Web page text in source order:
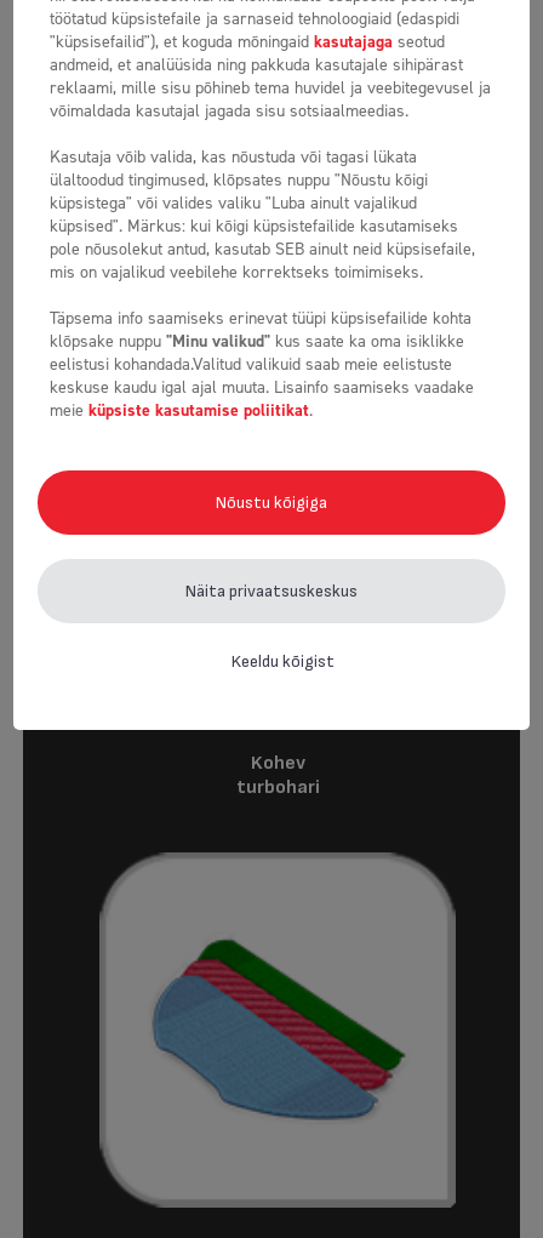
Täpne
Kohev
turbohari
töötatud küpsistefaile ja sarnaseid tehnoloogiaid (edaspidi
"küpsisefailid"), et koguda mõningaid kasutajaga seotud
andmeid, et analüüsida ning pakkuda kasutajale sihipärast
reklaami, mille sisu põhineb tema huvidel ja veebitegevusel ja
võimaldada kasutajal jagada sisu sotsiaalmeedias.
Kasutaja võib valida, kas nõustuda või tagasi lükata
ülaltoodud tingimused, klõpsates nuppu "Nõustu kõigi
küpsistega" või valides valiku "Luba ainult vajalikud
küpsised". Märkus: kui kõigi küpsistefailide kasutamiseks
pole nõusolekut antud, kasutab SEB ainult neid küpsisefaile,
mis on vajalikud veebilehe korrektseks toimimiseks.
Täpsema info saamiseks erinevat tüüpi küpsisefailide kohta
klõpsake nuppu "Minu valikud" kus saate ka oma isiklikke
eelistusi kohandada.Valitud valikuid saab meie eelistuste
keskuse kaudu igal ajal muuta. Lisainfo saamiseks vaadake
meie küpsiste kasutamise poliitikat.
Nõustu kõigiga
Näita privaatsuskeskus
Keeldu kõigist